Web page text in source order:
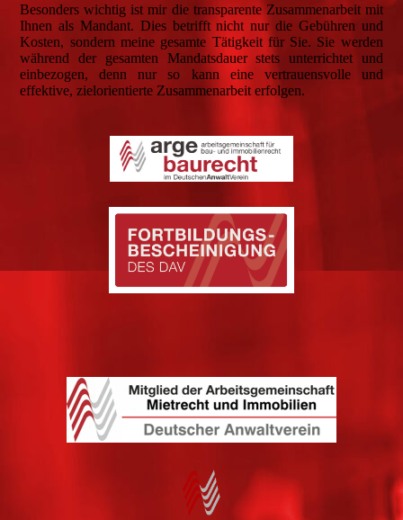
Besonders wichtig ist mir die transparente Zusammenarbeit mit
Ihnen als Mandant. Dies betrifft nicht nur die Gebühren und
Kosten, sondern meine gesamte Tätigkeit für Sie. Sie werden
während der gesamten Mandatsdauer stets unterrichtet und
einbezogen, denn nur so kann eine vertrauensvolle und
effektive, zielorientierte Zusammenarbeit erfolgen.